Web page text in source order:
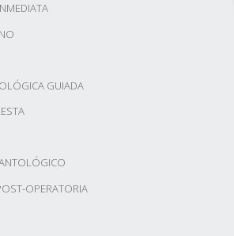
GUIADA
OPERATORIA